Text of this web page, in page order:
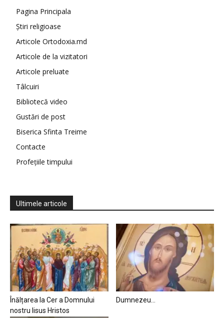
Pagina Principala
Știri religioase
Articole Ortodoxia.md
Articole de la vizitatori
Articole preluate
Tâlcuiri
Bibliotecă video
Gustări de post
Biserica Sfinta Treime
Contacte
Profețiile timpului
Ultimele articole
Înălțarea la Cer a Domnului
nostru Iisus Hristos
Dumnezeu…